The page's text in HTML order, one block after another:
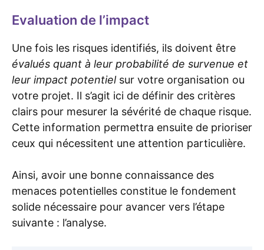
Evaluation de l’impact
Une fois les risques identifiés, ils doivent être
évalués quant à leur probabilité de survenue et
leur impact potentielsur votre organisation ou
votre projet. Il s’agit ici de définir des critères
clairs pour mesurer la sévérité de chaque risque.
Cette information permettra ensuite de prioriser
ceux qui nécessitent une attention particulière.
Ainsi, avoir une bonne connaissance des
menaces potentielles constitue le fondement
solide nécessaire pour avancer vers l’étape
suivante : l’analyse.